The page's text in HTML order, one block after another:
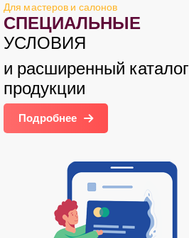
Для мастеров и салонов
СПЕЦИАЛЬНЫЕ
УСЛОВИЯ
и расширенный каталог
продукции
Подробнее